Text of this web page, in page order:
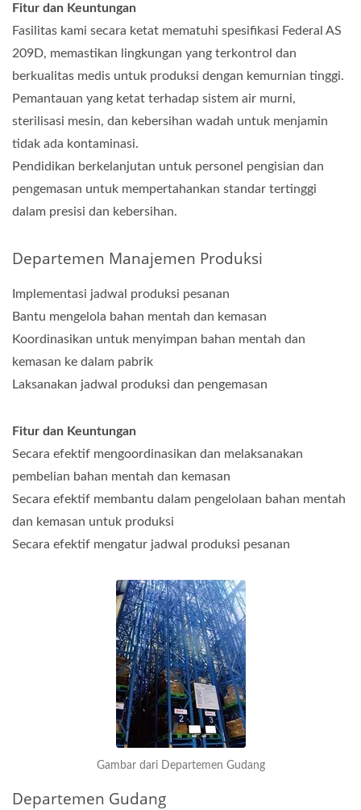
Fitur dan Keuntungan
Fasilitas kami secara ketat mematuhi spesifikasi Federal AS
209D, memastikan lingkungan yang terkontrol dan
berkualitas medis untuk produksi dengan kemurnian tinggi.
Pemantauan yang ketat terhadap sistem air murni,
sterilisasi mesin, dan kebersihan wadah untuk menjamin
tidak ada kontaminasi.
Pendidikan berkelanjutan untuk personel pengisian dan
pengemasan untuk mempertahankan standar tertinggi
dalam presisi dan kebersihan.
Departemen Manajemen Produksi
Implementasi jadwal produksi pesanan
Bantu mengelola bahan mentah dan kemasan
Koordinasikan untuk menyimpan bahan mentah dan
kemasan ke dalam pabrik
Laksanakan jadwal produksi dan pengemasan
Fitur dan Keuntungan
Secara efektif mengoordinasikan dan melaksanakan
pembelian bahan mentah dan kemasan
Secara efektif membantu dalam pengelolaan bahan mentah
dan kemasan untuk produksi
Secara efektif mengatur jadwal produksi pesanan
Gambar dari Departemen Gudang
Departemen Gudang